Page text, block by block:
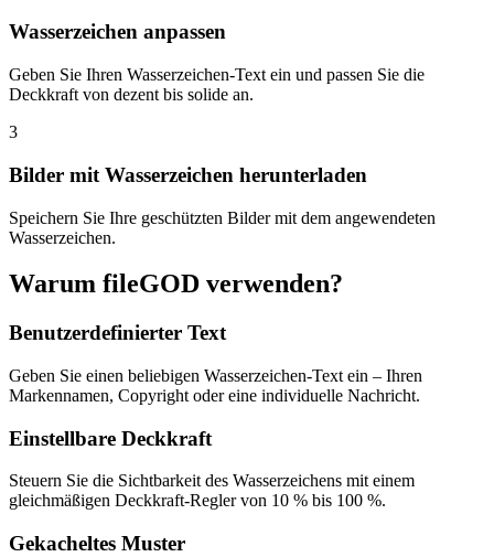
Wasserzeichen anpassen
Geben Sie Ihren Wasserzeichen-Text ein und passen Sie die
Deckkraft von dezent bis solide an.
3
Bilder mit Wasserzeichen herunterladen
Speichern Sie Ihre geschützten Bilder mit dem angewendeten
Wasserzeichen.
Warum fileGOD verwenden?
Benutzerdefinierter Text
Geben Sie einen beliebigen Wasserzeichen-Text ein – Ihren
Markennamen, Copyright oder eine individuelle Nachricht.
Einstellbare Deckkraft
Steuern Sie die Sichtbarkeit des Wasserzeichens mit einem
gleichmäßigen Deckkraft-Regler von 10 % bis 100 %.
Gekacheltes Muster